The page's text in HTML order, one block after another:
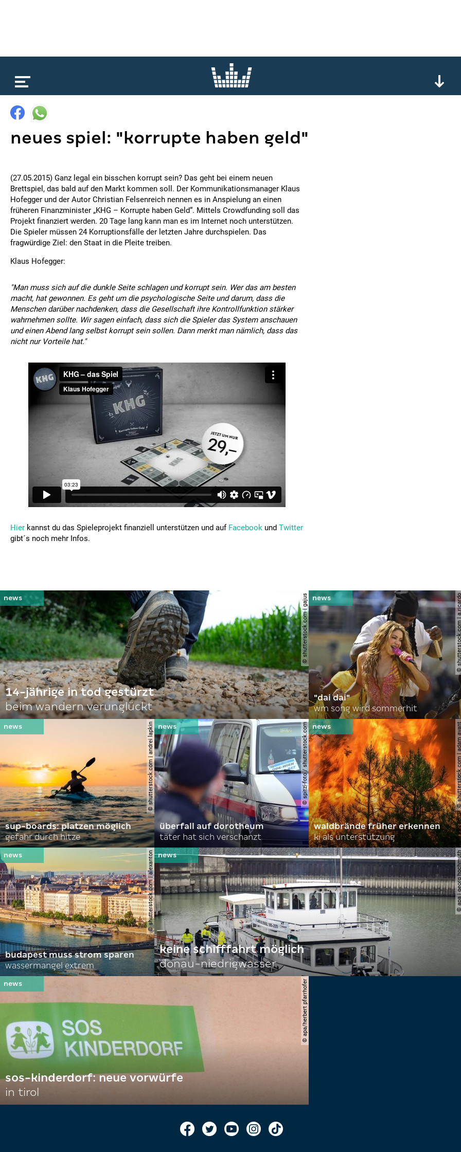
neues spiel: "korrupte haben geld"
(27.05.2015) Ganz legal ein bisschen korrupt sein? Das geht bei einem neuen
Brettspiel, das bald auf den Markt kommen soll. Der Kommunikationsmanager Klaus
Hofegger und der Autor Christian Felsenreich nennen es in Anspielung an einen
früheren Finanzminister „KHG – Korrupte haben Geld“. Mittels Crowdfunding soll das
Projekt finanziert werden. 20 Tage lang kann man es im Internet noch unterstützen.
Die Spieler müssen 24 Korruptionsfälle der letzten Jahre durchspielen. Das
fragwürdige Ziel: den Staat in die Pleite treiben.
Klaus Hofegger:
"Man muss sich auf die dunkle Seite schlagen und korrupt sein. Wer das am besten
macht, hat gewonnen. Es geht um die psychologische Seite und darum, dass die
Menschen darüber nachdenken, dass die Gesellschaft ihre Kontrollfunktion stärker
wahrnehmen sollte. Wir sagen einfach, dass sich die Spieler das System anschauen
und einen Abend lang selbst korrupt sein sollen. Dann merkt man nämlich, dass das
nicht nur Vorteile hat."
Hier kannst du das Spieleprojekt finanziell unterstützen und auf Facebook und Twitter
gibt´s noch mehr Infos.
© shutterstock.com | gajus
14-jährige in tod gestürzt
beim wandern verunglückt
©
"dai dai"
wm song wird sommerhit
© shutterstock.com | andrei lapkin
sup-boards: platzen möglich
gefahr durch hitze
© spitzi-foto / shutterstock.com
überfall auf dorotheum
täter hat sich verschanzt
©
waldbrände früher erkennen
ki als unterstützung
© shutterstock.com | alexanton
budapest muss strom sparen
wassermangel extrem
© apa |
keine schifffahrt möglich
donau-niedrigwasser
© apa/herbert pfarrhofer
sos-kinderdorf: neue vorwürfe
in tirol